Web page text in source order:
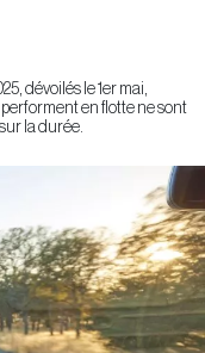
dévoilés le 1er mai,
en flotte ne sont
la durée.